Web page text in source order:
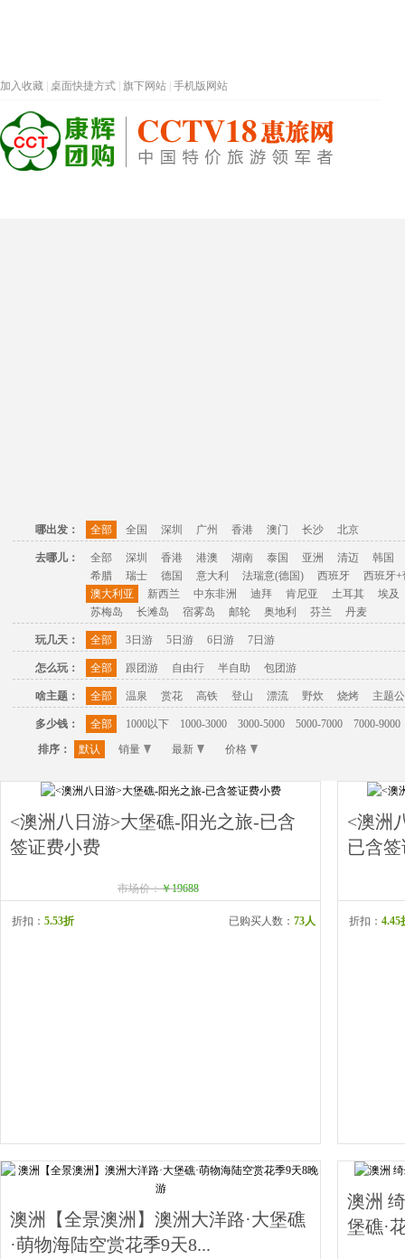
加入收藏 桌面快捷方式 旗下网站 手机版网站
哪出发： 全部 全国 深圳 广州 香港 澳门 长沙 北京
去哪儿： 全部 深圳 香港 港澳 湖南 泰国 亚洲 清迈
韩国
希腊
瑞士 德国 意大利 法瑞意(德国) 西班牙
西班牙+
澳大利亚
新西兰 中东非洲 迪拜 肯尼亚 土耳其
埃及
苏梅岛
长滩岛 宿雾岛 邮轮 奥地利 芬兰 丹麦
玩几天： 全部 3日游 5日游 6日游 7日游
怎么玩： 全部 跟团游 自由行 半自助 包团游
啥主题： 全部 温泉 赏花 高铁 登山 漂流 野炊 烧烤 主题
多少钱： 全部 1000以下 1000-3000 3000-5000 5000-7000
7000-9000
排序：
默认 销量 最新 价格
<澳洲八日游>大堡礁-阳光之旅-已含
签证费小费
市场价：￥19688
折扣： 5.53折 已购买人数： 73人
<澳洲
已含
折扣： 4.45
澳洲【全景澳洲】澳洲大洋路·大堡礁
·萌物海陆空赏花季9天8...
澳洲
堡礁·